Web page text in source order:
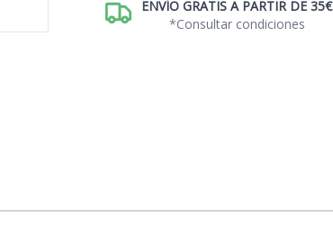
ENVÍO GRATIS A PARTIR DE 35€
*Consultar condiciones